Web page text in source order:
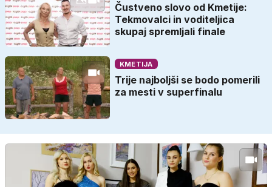
Čustveno slovo od Kmetije:
Tekmovalci in voditeljica
skupaj spremljali finale
KMETIJA
Trije najboljši se bodo pomerili
za mesti v superfinalu